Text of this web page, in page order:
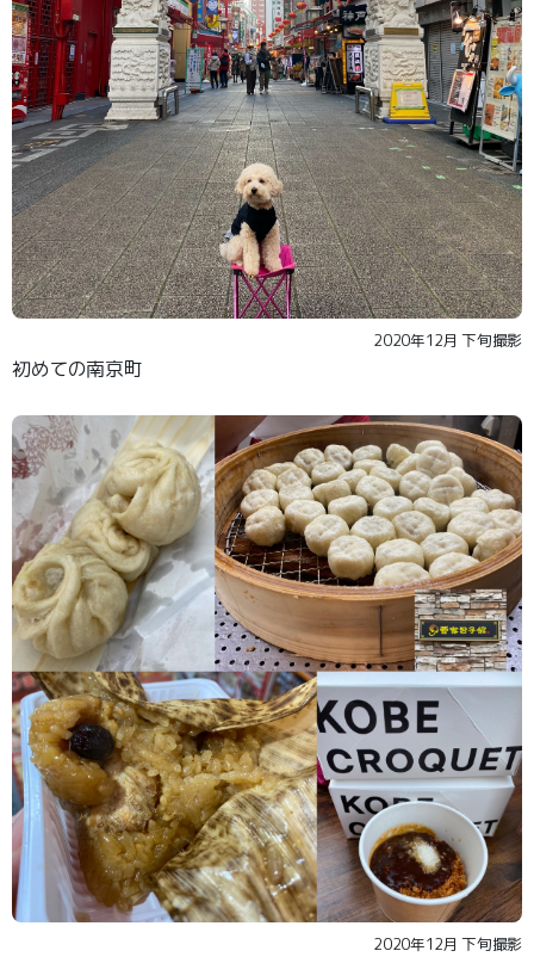
2020年12月 下旬撮影
初めての南京町
2020年12月 下旬撮影